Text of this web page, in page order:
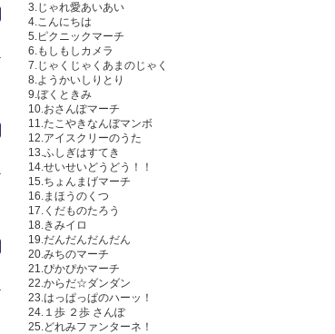
3.じゃれ愛あいあい
4.こんにちは
5.ピクニックマーチ
6.もしもしカメラ
7.じゃくじゃくあまのじゃく
8.ようかいしりとり
9.ぼくときみ
10.おさんぽマーチ
11.たこやきなんぼマンボ
12.アイスクリーのうた
13.ふしぎはすてき
14.せいせいどうどう！！
15.ちょんまげマーチ
16.まほうのくつ
17.くだものたろう
18.きみイロ
19.だんだんだんだん
20.みちのマーチ
21.ぴかぴかマーチ
22.からだ☆ダンダン
23.はっぱっぱのハーッ！
24.１歩 ２歩 さんぽ
25.どれみファンターネ！